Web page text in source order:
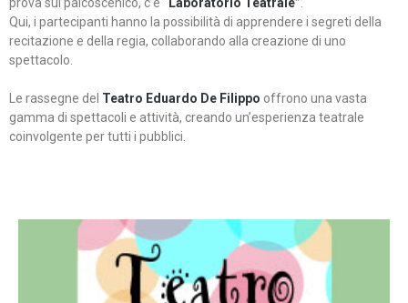
Qui, i partecipanti hanno la possibilità di apprendere i segreti della
recitazione e della regia, collaborando alla creazione di uno
spettacolo.
Le rassegne del Teatro Eduardo De Filippo offrono una vasta
gamma di spettacoli e attività, creando un’esperienza teatrale
coinvolgente per tutti i pubblici.
Continua